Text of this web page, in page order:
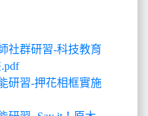
社群研習-科技教育
研習-押花相框實施